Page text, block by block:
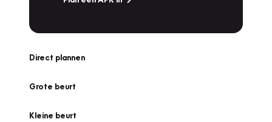
Direct plannen
Grote beurt
Kleine beurt